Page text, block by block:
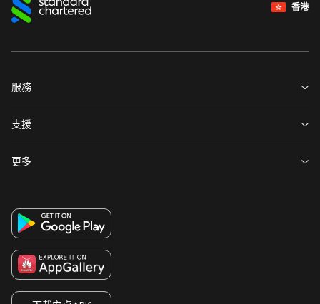
香港
服務
關於渣打
支援中心
表格及文件
服務收費
自動櫃員機及分行
支援
事業發展
舉報
打擊詐騙
保安訊息
更多
監管披露
本行服務供應商所在地
重要法律通知